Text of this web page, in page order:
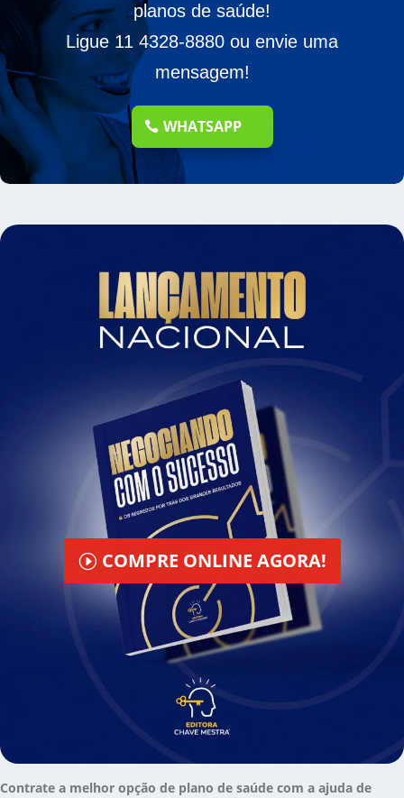
planos de saúde!
Ligue 11 4328-8880 ou envie uma
mensagem!
WHATSAPP
COMPRE ONLINE AGORA!
Contrate a melhor opção de plano de saúde com a ajuda de